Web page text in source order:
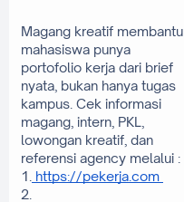
Magang kreatif membantu
mahasiswa punya
portofolio kerja dari brief
nyata, bukan hanya tugas
kampus. Cek informasi
magang, intern, PKL,
lowongan kreatif, dan
referensi agency melalui :
1. https://pekerja.com